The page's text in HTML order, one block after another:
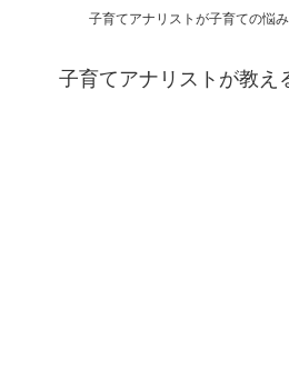
子育てアナリストが子育ての悩
子育てアナリストが教え